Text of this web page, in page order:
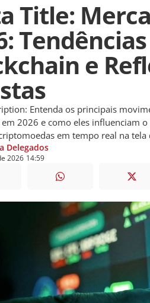
Title:
e
Entenda os principais
2026 e como eles influenciam
em tempo real na tela
Delegados
2026 14:59